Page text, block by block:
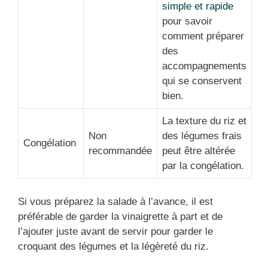
simple et rapide
pour savoir
comment préparer
des
accompagnements
qui se conservent
bien.
Congélation
Non
recommandée
La texture du riz et
des légumes frais
peut être altérée
par la congélation.
Si vous préparez la salade à l’avance, il est
préférable de garder la vinaigrette à part et de
l’ajouter juste avant de servir pour garder le
croquant des légumes et la légèreté du riz.